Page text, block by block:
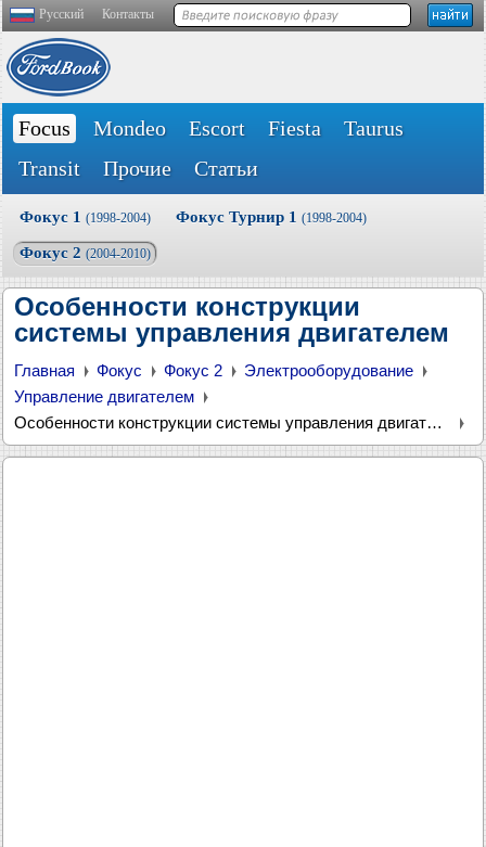
Русский Контакты
Focus Mondeo Escort Fiesta
Taurus
Transit
Прочие Статьи
Фокус 1 (1998-2004) Фокус Турнир 1 (1998-2004)
Фокус 2 (2004-2010)
Особенности конструкции
системы управления двигателем
Главная Фокус Фокус 2
Электрооборудование
Управление двигателем
Особенности конструкции системы управления двигателем